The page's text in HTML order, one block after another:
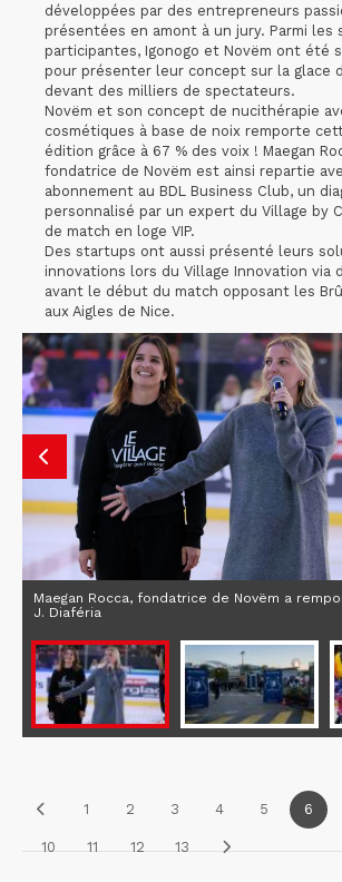
développées par des entrepreneurs
présentées en amont à un jury. Parmi
participantes, Igonogo et Novëm ont été
pour présenter leur concept sur la glace
devant des milliers de spectateurs.
Novëm et son concept de nucithérapie
cosmétiques à base de noix remporte
édition grâce à 67 % des voix ! Maegan
fondatrice de Novëm est ainsi repartie
abonnement au BDL Business Club, un
personnalisé par un expert du Village by
de match en loge VIP.
Des startups ont aussi présenté leurs
innovations lors du Village Innovation via
avant le début du match opposant les
aux Aigles de Nice.
Maegan Rocca, fondatrice de Novëm a
J. Diaféria
1 2 3 4 5 6
10 11 12 13